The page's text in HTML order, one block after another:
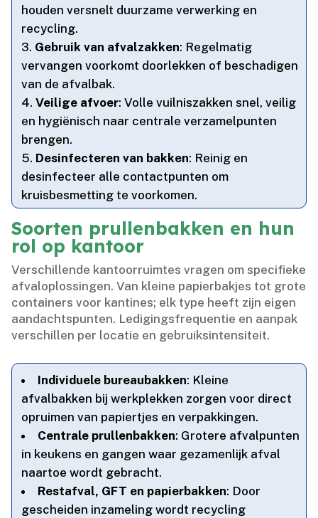
houden versnelt duurzame verwerking en
recycling.​
Gebruik van afvalzakken: Regelmatig
vervangen voorkomt doorlekken of beschadigen
van de afvalbak.​
Veilige afvoer: Volle vuilniszakken snel, veilig
en hygiënisch naar centrale verzamelpunten
brengen.​
Desinfecteren van bakken: Reinig en
desinfecteer alle contactpunten om
kruisbesmetting te voorkomen.​
Soorten prullenbakken en hun
rol op kantoor
Verschillende kantoorruimtes vragen om specifieke
afvaloplossingen.​ Van kleine papierbakjes tot grote
containers voor kantines; elk type heeft zijn eigen
aandachtspunten.​ Ledigingsfrequentie en aanpak
verschillen per locatie en gebruiksintensiteit.​
Individuele bureaubakken: Kleine
afvalbakken bij werkplekken zorgen voor direct
opruimen van papiertjes en verpakkingen.​
Centrale prullenbakken: Grotere afvalpunten
in keukens en gangen waar gezamenlijk afval
naartoe wordt gebracht.​
Restafval, GFT en papierbakken: Door
gescheiden inzameling wordt recycling